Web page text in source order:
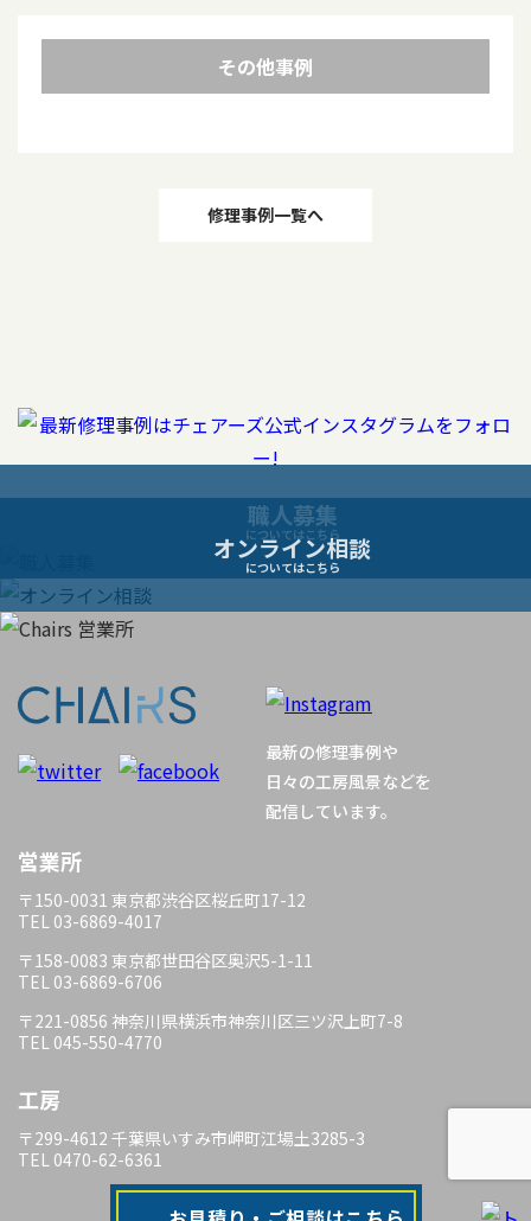
その他事例
ゲ
ー
シ
ョ
ン
修理事例一覧へ
職人募集
についてはこちら
オンライン相談
についてはこちら
最新の修理事例や
日々の工房風景などを
配信しています。
営業所
〒150-0031 東京都渋谷区桜丘町17-12
TEL 03-6869-4017
〒158-0083 東京都世田谷区奥沢5-1-11
TEL 03-6869-6706
〒221-0856 神奈川県横浜市神奈川区三ツ沢上町7-8
TEL 045-550-4770
工房
〒299-4612 千葉県いすみ市岬町江場土3285-3
TEL 0470-62-6361